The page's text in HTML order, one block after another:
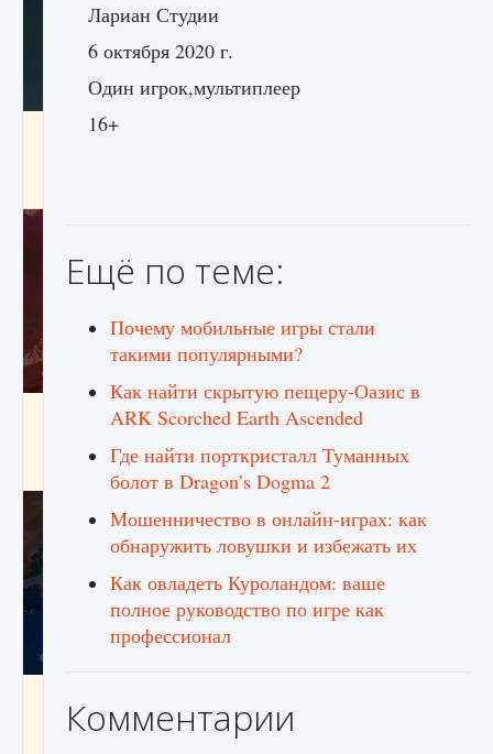
Как проверить статус сервера Delta Force
Как приручить существ джунглей Нари в
9 августа 2024 1 218 0 0
Creatures of Ava
Лариан Студии
6 октября 2020 г.
Один игрок,мультиплеер
16+
Ещё по теме:
Почему мобильные игры стали
такими популярными?
Как найти скрытую пещеру-Оазис в
ARK Scorched Earth Ascended
Где найти порткристалл Туманных
болот в Dragon’s Dogma 2
Мошенничество в онлайн-играх: как
обнаружить ловушки и избежать их
Как овладеть Куроландом: ваше
полное руководство по игре как
профессионал
Комментарии